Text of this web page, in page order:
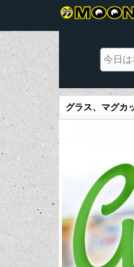
グラス、マグカ